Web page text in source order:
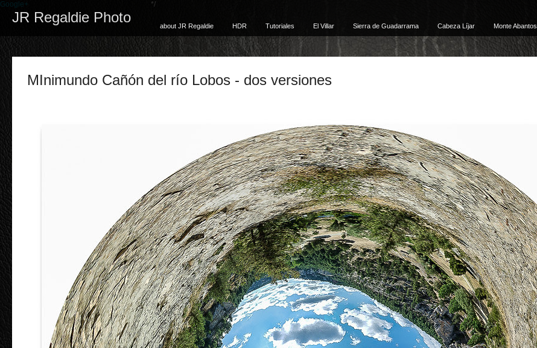
Google+
JR Regaldie Photo
*/
about JR Regaldie HDR Tutoriales El Villar Sierra de Guadarrama Cabeza Líjar Monte Abantos
MInimundo Cañón del río Lobos - dos versiones